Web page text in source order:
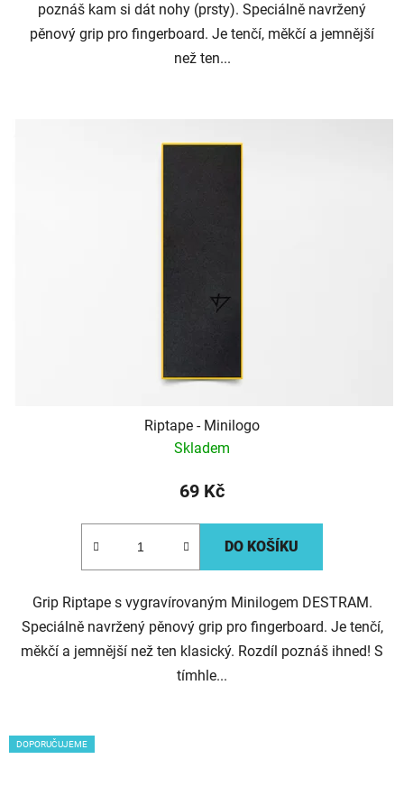
poznáš kam si dát nohy (prsty). Speciálně navržený
pěnový grip pro fingerboard. Je tenčí, měkčí a jemnější
než ten...
Riptape - Minilogo
Skladem
69 Kč
DO KOŠÍKU
Grip Riptape s vygravírovaným Minilogem DESTRAM.
Speciálně navržený pěnový grip pro fingerboard. Je tenčí,
měkčí a jemnější než ten klasický. Rozdíl poznáš ihned! S
tímhle...
DOPORUČUJEME